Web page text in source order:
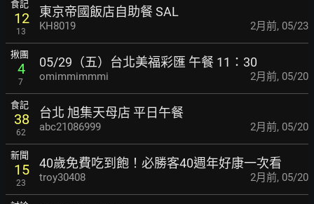
食記
12
13
東京帝國飯店自助餐 SAL
KH8019 2月前, 05/23
揪團
4
7
05/29（五）台北美福彩匯 午餐 11：30
omimmimmmi 2月前, 05/20
食記
38
62
台北 旭集天母店 平日午餐
abc21086999 2月前, 05/20
新聞
15
23
40歲免費吃到飽！必勝客40週年好康一次看
troy30408 2月前, 05/20